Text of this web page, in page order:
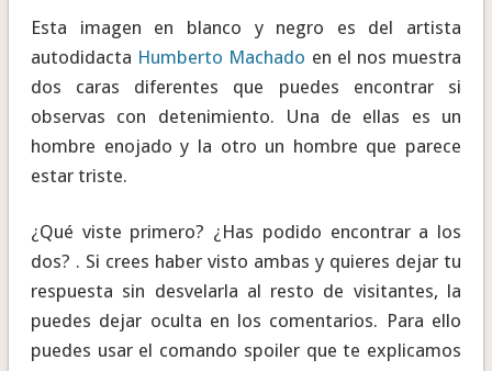
Esta imagen en blanco y negro es del artista
autodidacta Humberto Machado en el nos muestra
dos caras diferentes que puedes encontrar si
observas con detenimiento. Una de ellas es un
hombre enojado y la otro un hombre que parece
estar triste.
¿Qué viste primero? ¿Has podido encontrar a los
dos? . Si crees haber visto ambas y quieres dejar tu
respuesta sin desvelarla al resto de visitantes, la
puedes dejar oculta en los comentarios. Para ello
puedes usar el comando spoiler que te explicamos